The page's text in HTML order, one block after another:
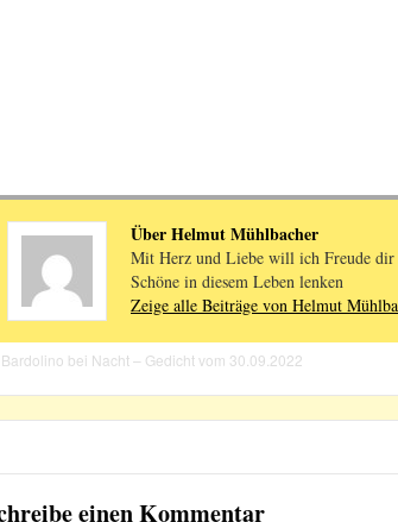
Über Helmut Mühlbacher
Mit Herz und Liebe will ich Freude dir
Schöne in diesem Leben lenken
Zeige alle Beiträge von Helmut
Bardolino bei Nacht – Gedicht vom 30.09.2022
einen Kommentar